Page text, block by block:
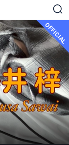
OFFICIAL